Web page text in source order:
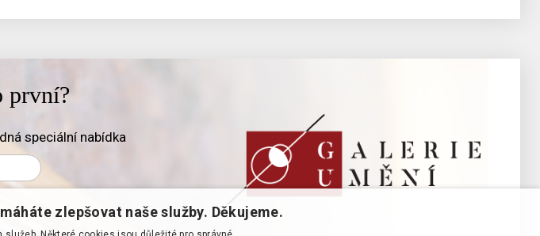
první?
speciální nabídka
zlepšovat naše služby. Děkujeme.